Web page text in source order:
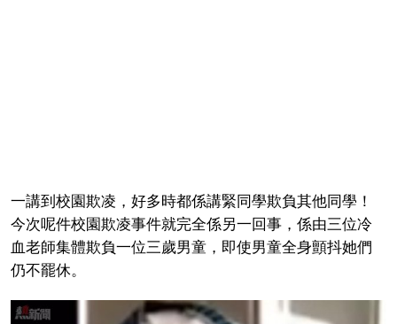
一講到校園欺凌，好多時都係講緊同學欺負其他同學！
今次呢件校園欺凌事件就完全係另一回事，係由三位冷
血老師集體欺負一位三歲男童，即使男童全身顫抖她們
仍不罷休。